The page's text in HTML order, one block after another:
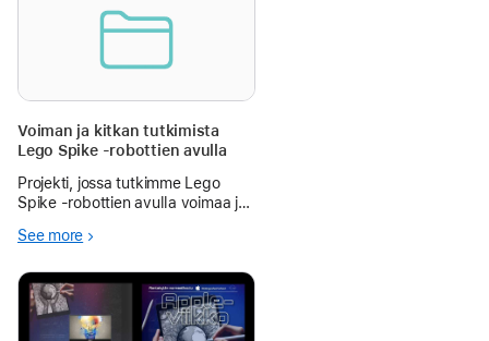
Voiman ja kitkan tutkimista
Lego Spike -robottien avulla
Projekti, jossa tutkimme Lego
Spike -robottien avulla voimaa ja
kameraa, Numbersia ja Keynotea.
See more